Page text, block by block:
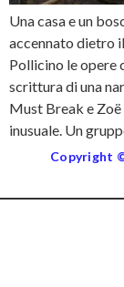
Una casa e un
accennato dietro
Pollicino le opere
scrittura di una
Must Break e
inusuale. Un
Copyright